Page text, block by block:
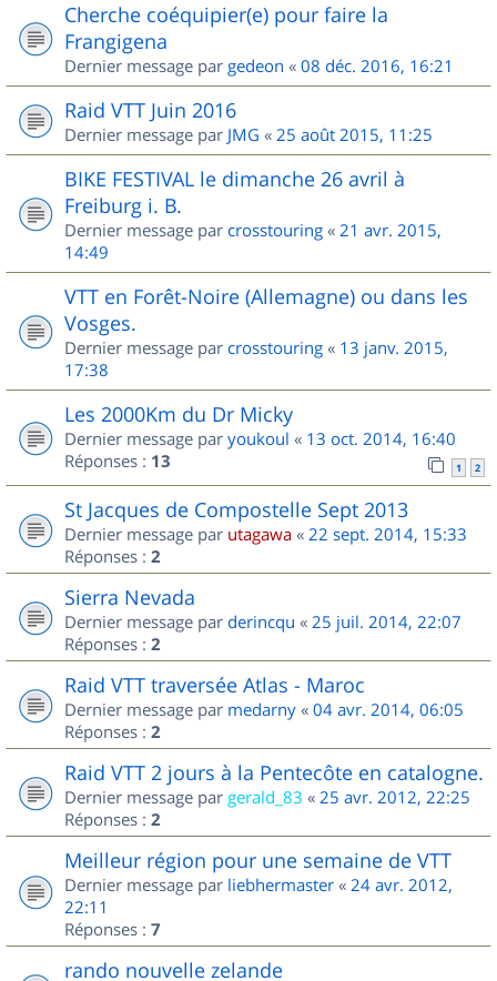
Cherche coéquipier(e) pour faire la
Frangigena
Dernier message par gedeon « 08 déc. 2016, 16:21
Raid VTT Juin 2016
Dernier message par JMG « 25 août 2015, 11:25
BIKE FESTIVAL le dimanche 26 avril à
Freiburg i. B.
Dernier message par crosstouring « 21 avr. 2015,
14:49
VTT en Forêt-Noire (Allemagne) ou dans les
Vosges.
Dernier message par crosstouring « 13 janv. 2015,
17:38
Les 2000Km du Dr Micky
Dernier message par youkoul « 13 oct. 2014, 16:40
Réponses : 13 1 2
St Jacques de Compostelle Sept 2013
Dernier message par utagawa « 22 sept. 2014, 15:33
Réponses : 2
Sierra Nevada
Dernier message par derincqu « 25 juil. 2014, 22:07
Réponses : 2
Raid VTT traversée Atlas - Maroc
Dernier message par medarny « 04 avr. 2014, 06:05
Réponses : 2
Raid VTT 2 jours à la Pentecôte en catalogne.
Dernier message par gerald_83 « 25 avr. 2012, 22:25
Réponses : 2
Meilleur région pour une semaine de VTT
Dernier message par liebhermaster « 24 avr. 2012,
22:11
Réponses : 7
rando nouvelle zelande